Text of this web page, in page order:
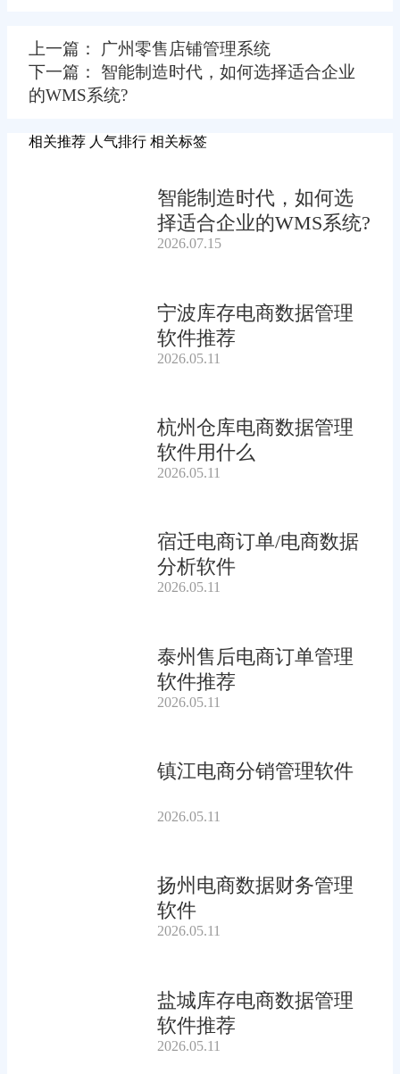
上一篇： 广州零售店铺管理系统
下一篇： 智能制造时代，如何选择适合企业
的WMS系统?
相关推荐 人气排行 相关标签
智能制造时代，如何选
择适合企业的WMS系统?
2026.07.15
宁波库存电商数据管理
软件推荐
2026.05.11
杭州仓库电商数据管理
软件用什么
2026.05.11
宿迁电商订单/电商数据
分析软件
2026.05.11
泰州售后电商订单管理
软件推荐
2026.05.11
镇江电商分销管理软件
2026.05.11
扬州电商数据财务管理
软件
2026.05.11
盐城库存电商数据管理
软件推荐
2026.05.11